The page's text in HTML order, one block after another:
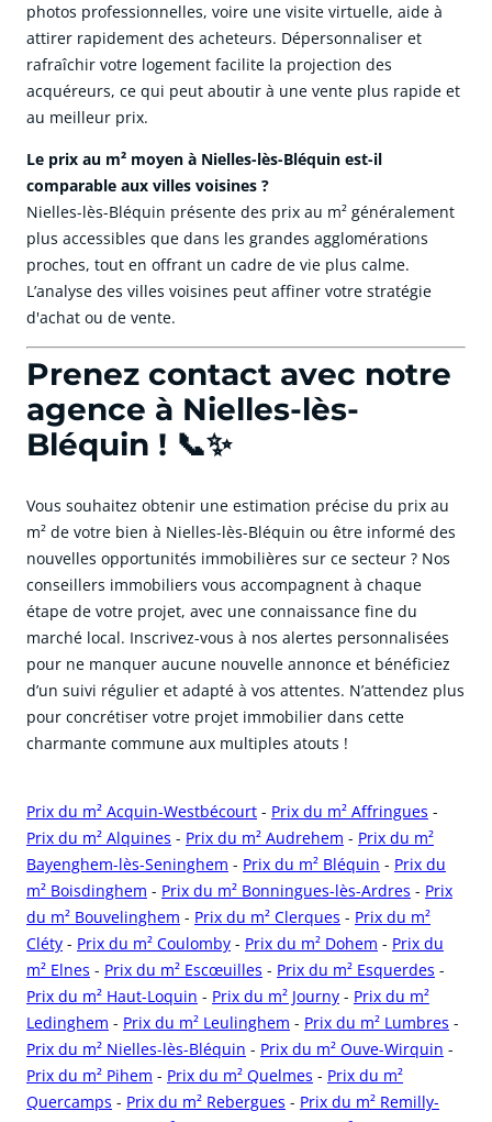
photos professionnelles, voire une visite virtuelle, aide à
attirer rapidement des acheteurs. Dépersonnaliser et
rafraîchir votre logement facilite la projection des
acquéreurs, ce qui peut aboutir à une vente plus rapide et
au meilleur prix.
Le prix au m² moyen à Nielles-lès-Bléquin est-il
comparable aux villes voisines ?
Nielles-lès-Bléquin présente des prix au m² généralement
plus accessibles que dans les grandes agglomérations
proches, tout en offrant un cadre de vie plus calme.
L’analyse des villes voisines peut affiner votre stratégie
d'achat ou de vente.
Prenez contact avec notre
agence à Nielles-lès-
Bléquin ! 📞✨
Vous souhaitez obtenir une estimation précise du prix au
m² de votre bien à Nielles-lès-Bléquin ou être informé des
nouvelles opportunités immobilières sur ce secteur ? Nos
conseillers immobiliers vous accompagnent à chaque
étape de votre projet, avec une connaissance fine du
marché local. Inscrivez-vous à nos alertes personnalisées
pour ne manquer aucune nouvelle annonce et bénéficiez
d’un suivi régulier et adapté à vos attentes. N’attendez plus
pour concrétiser votre projet immobilier dans cette
charmante commune aux multiples atouts !
Prix du m² Acquin-Westbécourt - Prix du m² Affringues -
Prix du m² Alquines - Prix du m² Audrehem - Prix du m²
Bayenghem-lès-Seninghem - Prix du m² Bléquin - Prix du
m² Boisdinghem - Prix du m² Bonningues-lès-Ardres - Prix
du m² Bouvelinghem - Prix du m² Clerques - Prix du m²
Cléty - Prix du m² Coulomby - Prix du m² Dohem - Prix du
m² Elnes - Prix du m² Escœuilles - Prix du m² Esquerdes -
Prix du m² Haut-Loquin - Prix du m² Journy - Prix du m²
Ledinghem - Prix du m² Leulinghem - Prix du m² Lumbres -
Prix du m² Nielles-lès-Bléquin - Prix du m² Ouve-Wirquin -
Prix du m² Pihem - Prix du m² Quelmes - Prix du m²
Quercamps - Prix du m² Rebergues - Prix du m² Remilly-